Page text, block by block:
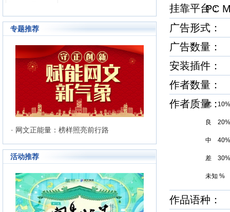
部，
6000
的这种不落窠臼的行事作风也在行
和两万余名签约作者在这个平台上
日更不辍，为广大网络文学爱好者
献上了一部又一部可以堪称经典的
网络文学著作。其中得以出版作品
的作者达到3000人，每天有近1万
新用户注册、750部新作品诞生，
两本新书被成功代理出版，上百部
作品签约影视，过万部作品引入手
机分销渠道，其口碑卓著的良心服
立起极高声望。 历经十二年的风
雨，晋江文学城已经从一个简单的
文学爱好者的集散地快速且稳健地
成长为行业内的翘楚，为1300万
来自不同地区和国家的注册用户突
破地区、种族、语言和国家的障碍
聚集在这里的网络文学同好们构建
起创作交流与沟通的平台。
统、
准的
240
文、
务，
写作
有长
万部
专题推荐
· 网文正能量：榜样照亮前行路
活动推荐
挂靠平台
PC
广告形式：
广告数量：
安装插件：
作者数量
作者质量优 10%
良 20%
中 40%
差 30%
未知 %
作品语种：